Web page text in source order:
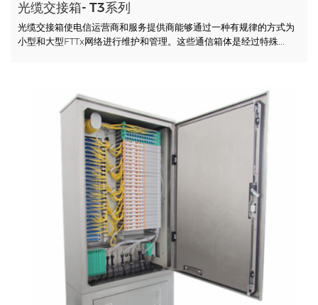
光缆交接箱- T3系列
光缆交接箱使电信运营商和服务提供商能够通过一种有规律的方式为
小型和大型FTTx网络进行维护和管理。这些通信箱体是经过特殊...